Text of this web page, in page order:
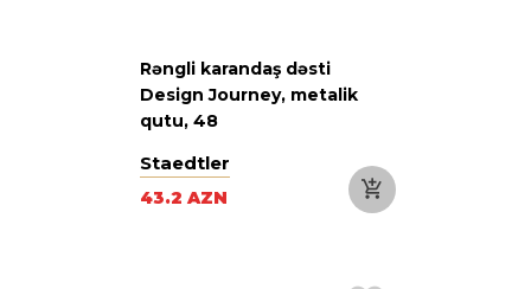
Rəngli karandaş dəsti
Design Journey, metalik
qutu, 48
Staedtler
43.2 AZN